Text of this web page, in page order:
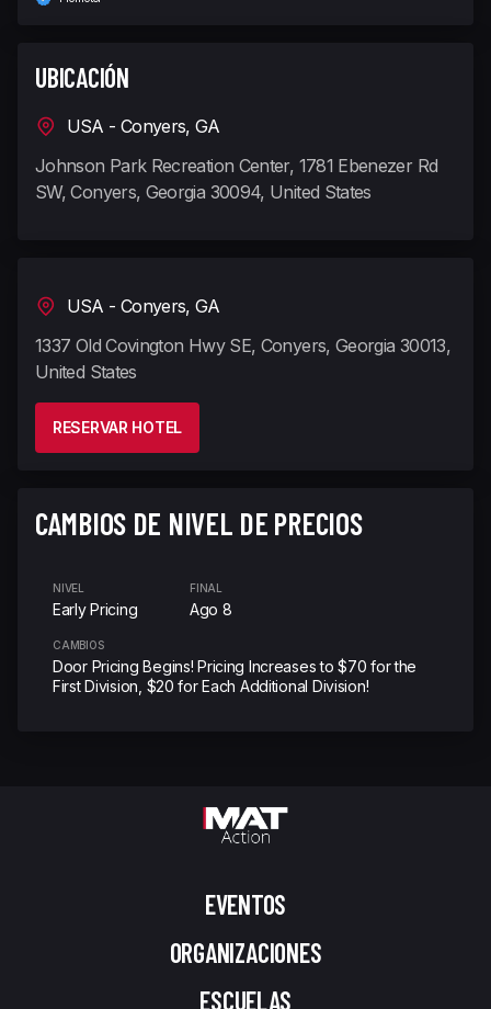
UBICACIÓN
USA - Conyers, GA
Johnson Park Recreation Center, 1781 Ebenezer Rd
SW, Conyers, Georgia 30094, United States
USA - Conyers, GA
1337 Old Covington Hwy SE, Conyers, Georgia 30013,
United States
RESERVAR HOTEL
CAMBIOS DE NIVEL DE PRECIOS
NIVEL
Early Pricing
FINAL
Ago 8
CAMBIOS
Door Pricing Begins! Pricing Increases to $70 for the
First Division, $20 for Each Additional Division!
EVENTOS
ORGANIZACIONES
ESCUELAS